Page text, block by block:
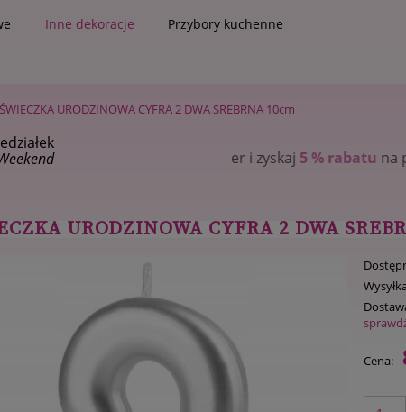
Inne dekoracje Przybory kuchenne
ŚWIECZKA URODZINOWA CYFRA 2 DWA SREBRNA 10cm
5 % rabatu na pierwsze zakupy
URODZINOWA CYFRA 2 DWA
Cena: